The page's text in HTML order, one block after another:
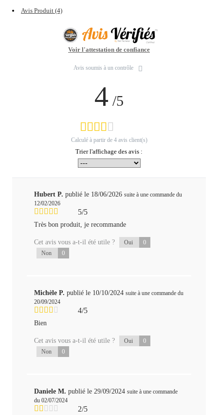
Avis Produit (4)
Voir l'attestation de confiance
Avis soumis à un contrôle
4 /5
Calculé à partir de 4avis client(s)
Trier l'affichage des avis :
Hubert P. publié le 18/06/2026 suite à une commande du
12/02/2026
5/5
Très bon produit, je recommande
Cet avis vous a-t-il été utile ? Oui 0
Non 0
Michèle P. publié le 10/10/2024 suite à une commande du
20/09/2024
4/5
Bien
Cet avis vous a-t-il été utile ? Oui 0
Non 0
Daniele M. publié le 29/09/2024 suite à une commande
du 02/07/2024
2/5